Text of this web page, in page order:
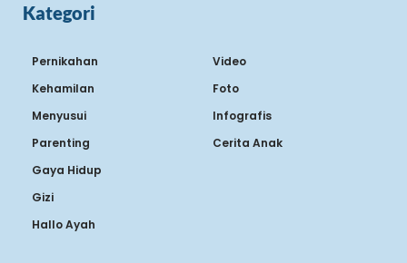
Kategori
Pernikahan
Kehamilan
Menyusui
Parenting
Gaya Hidup
Gizi
Hallo Ayah
Video
Foto
Infografis
Cerita Anak